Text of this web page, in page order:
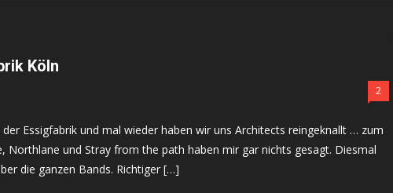
Köln
2
Essigfabrik und mal wieder haben wir uns Architects reingeknallt … zum
Northlane und Stray from the path haben mir gar nichts gesagt. Diesmal
die ganzen Bands. Richtiger […]